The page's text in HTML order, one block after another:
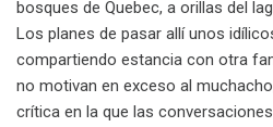
bosques de Quebec, a orillas del
Los planes de pasar allí unos
compartiendo estancia con otra
no motivan en exceso al
crítica en la que las